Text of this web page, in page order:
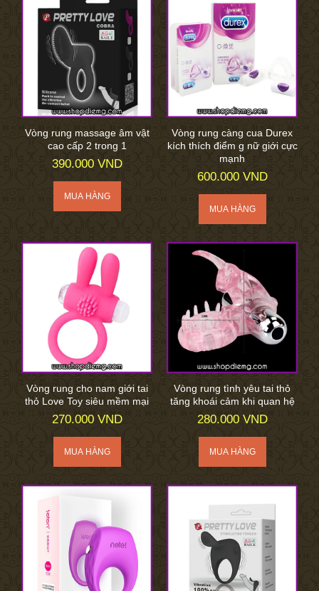
Vòng rung massage âm vật
cao cấp 2 trong 1
390.000 VND
Vòng rung càng cua Durex
kích thích điểm g nữ giới cực
mạnh
600.000 VND
Vòng rung cho nam giới tai
thỏ Love Toy siêu mềm mại
270.000 VND
Vòng rung tình yêu tai thỏ
tăng khoái cảm khi quan hệ
280.000 VND